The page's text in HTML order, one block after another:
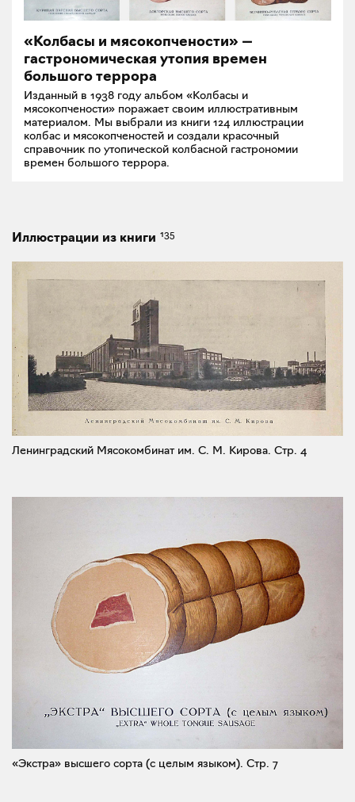
«Колбасы и мясокопчености» —
гастрономическая утопия времен
большого террора
Изданный в 1938 году альбом «Колбасы и
мясокопчености» поражает своим иллюстративным
материалом. Мы выбрали из книги 124 иллюстрации
колбас и мясокопченостей и создали красочный
справочник по утопической колбасной гастрономии
времен большого террора.
Иллюстрации из книги 135
Ленинградский Мясокомбинат им. С. М. Кирова. Стр. 4
«Экстра» высшего сорта (с целым языком). Стр. 7